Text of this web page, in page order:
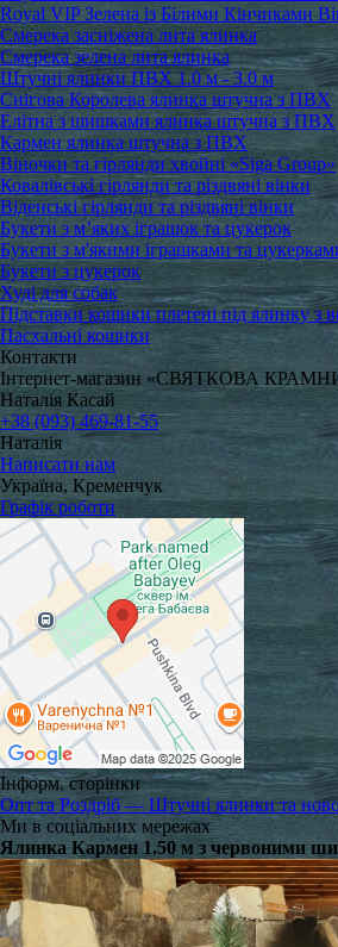
Royal VIP Зелена із Білими Кінчиками
Смерека засніжена лита ялинка
Смерека зелена лита ялинка
Штучні ялинки ПВХ 1.0 м - 3.0 м
Снігова Королева ялинка штучна з ПВХ
Елітна з шишками ялинка штучна з ПВХ
Кармен ялинка штучна з ПВХ
Віночки та гірлянди хвойні «Siga Group»
Ковалівські гірлянди та різдвяні вінки
Віденські гірлянди та різдвяні вінки
Букети з м’яких іграшок та цукерок
Букети з м'якими іграшками та
Букети з цукерок
Худі для собак
Підставки кошики плетені під ялинку з
Пасхальні кошики
Контакти
Інтернет-магазин «СВЯТКОВА
Наталія Касай
+38 (093) 469-81-55
Наталія
Написати нам
Україна, Кременчук
Графік роботи
Інформ. сторінки
Опт та Роздріб — Штучні ялинки та
Ми в соціальних мережах
Ялинка Кармен 1.50 м з червоними